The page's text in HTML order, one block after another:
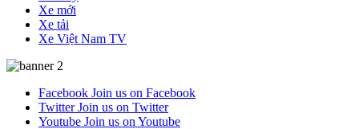
Xe mới
Xe tải
Xe Việt Nam TV
Facebook Join us on Facebook
Twitter Join us on Twitter
Youtube Join us on Youtube